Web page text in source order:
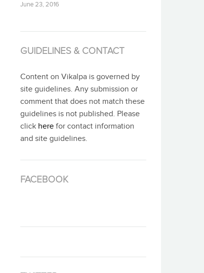
June 23, 2016
GUIDELINES & CONTACT
Content on Vikalpa is governed by
site guidelines. Any submission or
comment that does not match these
guidelines is not published. Please
click here for contact information
and site guidelines.
FACEBOOK